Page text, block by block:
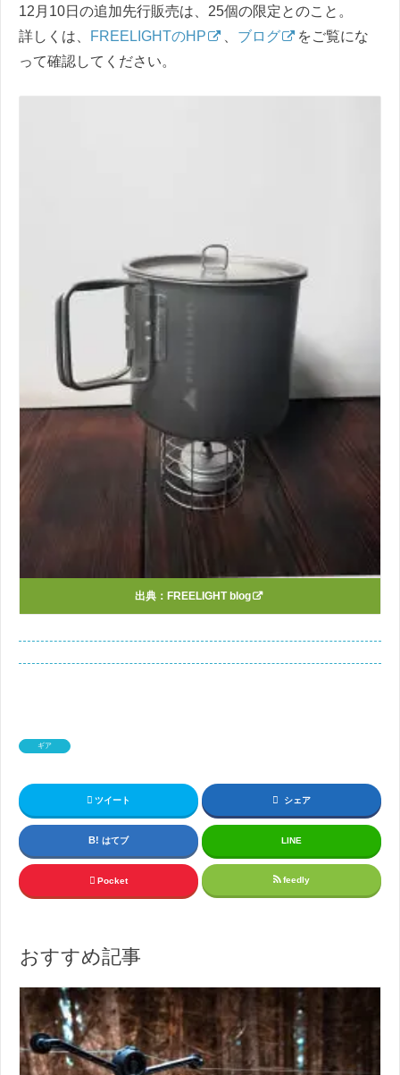
12月10日の追加先行販売は、25個の限定とのこと。
詳しくは、
FREELIGHTのHP ブログ
をご覧にな
って確認してください。
出典： FREELIGHT blog
ギア
ツイート シェア
はてブ LINE
Pocket feedly
おすすめ記事